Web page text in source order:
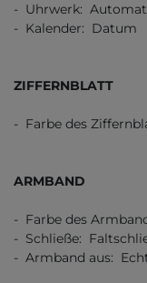
- Uhrwerk:
- Kalender: Datum
ZIFFERNBLATT
- Farbe des
ARMBAND
- Farbe des
- Schließe:
- Armband aus: